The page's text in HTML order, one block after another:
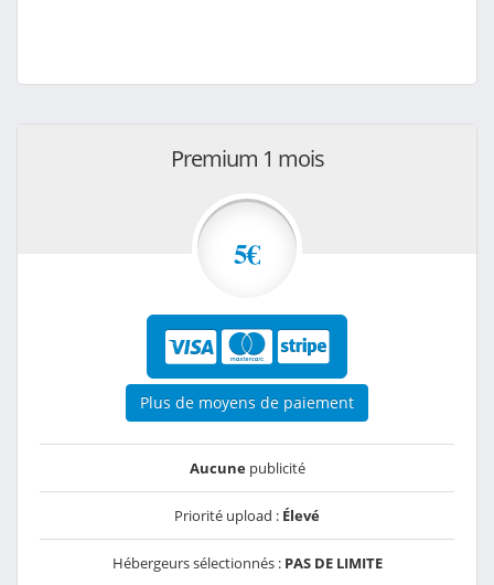
Premium 1 mois
5€
Plus de moyens de paiement
Aucunepublicité
Priorité upload : Élevé
Hébergeurs sélectionnés : PAS DE LIMITE